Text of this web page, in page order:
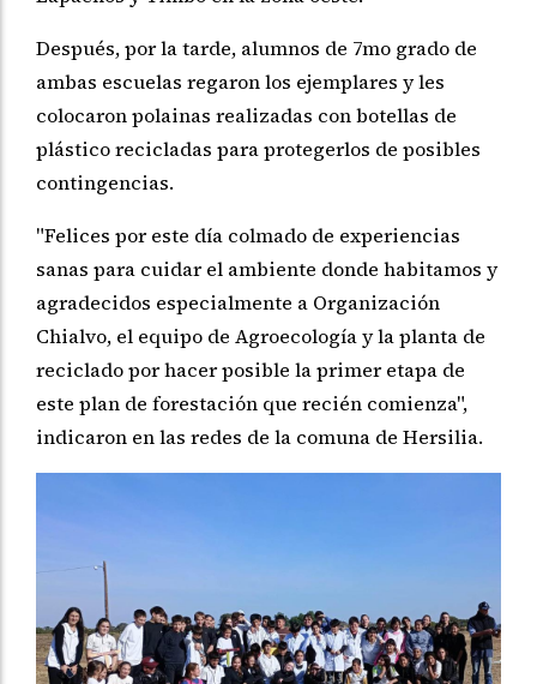
Después, por la tarde, alumnos de 7mo grado de
ambas escuelas regaron los ejemplares y les
colocaron polainas realizadas con botellas de
plástico recicladas para protegerlos de posibles
contingencias.
"Felices por este día colmado de experiencias
sanas para cuidar el ambiente donde habitamos y
agradecidos especialmente a Organización
Chialvo, el equipo de Agroecología y la planta de
reciclado por hacer posible la primer etapa de
este plan de forestación que recién comienza",
indicaron en las redes de la comuna de Hersilia.